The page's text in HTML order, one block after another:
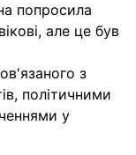
попросила
але це був
з
політичними
у